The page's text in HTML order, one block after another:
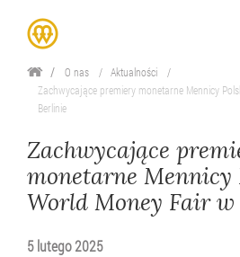
O nas
Aktualności
Zachwycające premiery monetarne Mennicy
Berlinie
Zachwycające
monetarne Mennicy
World Money Fair
5 lutego 2025